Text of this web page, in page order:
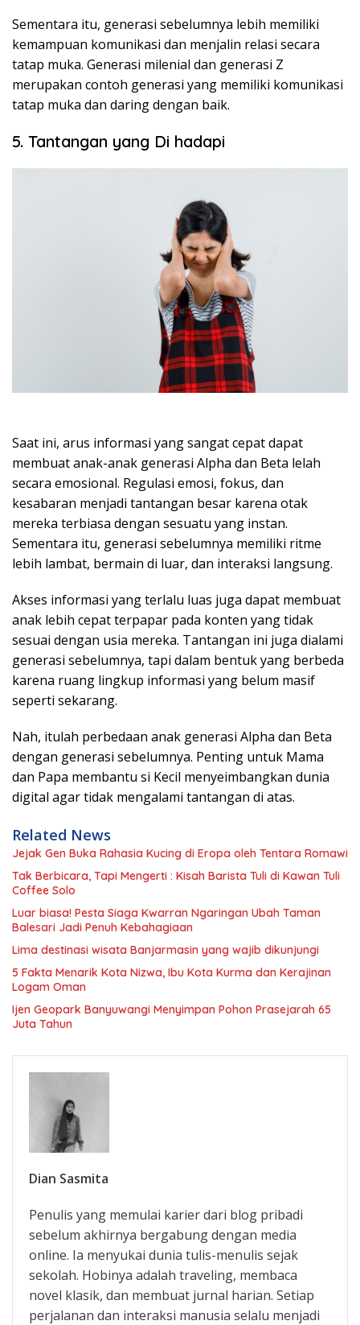
Sementara itu, generasi sebelumnya lebih memiliki
kemampuan komunikasi dan menjalin relasi secara
tatap muka. Generasi milenial dan generasi Z
merupakan contoh generasi yang memiliki komunikasi
tatap muka dan daring dengan baik.
5. Tantangan yang Di hadapi
Saat ini, arus informasi yang sangat cepat dapat
membuat anak-anak generasi Alpha dan Beta lelah
secara emosional. Regulasi emosi, fokus, dan
kesabaran menjadi tantangan besar karena otak
mereka terbiasa dengan sesuatu yang instan.
Sementara itu, generasi sebelumnya memiliki ritme
lebih lambat, bermain di luar, dan interaksi langsung.
Akses informasi yang terlalu luas juga dapat membuat
anak lebih cepat terpapar pada konten yang tidak
sesuai dengan usia mereka. Tantangan ini juga dialami
generasi sebelumnya, tapi dalam bentuk yang berbeda
karena ruang lingkup informasi yang belum masif
seperti sekarang.
Nah, itulah perbedaan anak generasi Alpha dan Beta
dengan generasi sebelumnya. Penting untuk Mama
dan Papa membantu si Kecil menyeimbangkan dunia
digital agar tidak mengalami tantangan di atas.
Related News
Jejak Gen Buka Rahasia Kucing di Eropa oleh Tentara Romawi
Tak Berbicara, Tapi Mengerti : Kisah Barista Tuli di Kawan Tuli
Coffee Solo
Luar biasa! Pesta Siaga Kwarran Ngaringan Ubah Taman
Balesari Jadi Penuh Kebahagiaan
Lima destinasi wisata Banjarmasin yang wajib dikunjungi
5 Fakta Menarik Kota Nizwa, Ibu Kota Kurma dan Kerajinan
Logam Oman
Ijen Geopark Banyuwangi Menyimpan Pohon Prasejarah 65
Juta Tahun
Dian Sasmita
Penulis yang memulai karier dari blog pribadi
sebelum akhirnya bergabung dengan media
online. Ia menyukai dunia tulis-menulis sejak
sekolah. Hobinya adalah traveling, membaca
novel klasik, dan membuat jurnal harian. Setiap
perjalanan dan interaksi manusia selalu menjadi